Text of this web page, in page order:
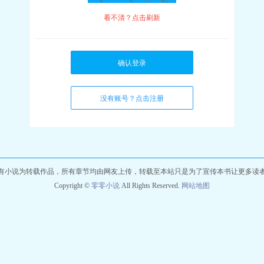
看不清？点击刷新
确认登录
没有账号？点击注册
小说为转载作品，所有章节均由网友上传，转载至本站只是为了宣传本书让更多读
Copyright © 零零小说 All Rights Reserved. 网站地图